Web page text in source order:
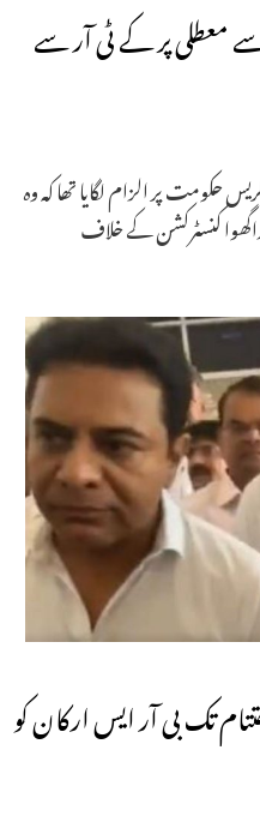
معطلی پر کے ٹی آر سے
حکومت پر الزام لگایا تھا کہ وہ
کنسٹرکشن کے خلاف
تک بی آر ایس ارکان کو